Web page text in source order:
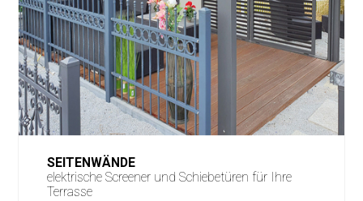
SEITENWÄNDE
elektrische Screener und Schiebetüren für Ihre
Terrasse